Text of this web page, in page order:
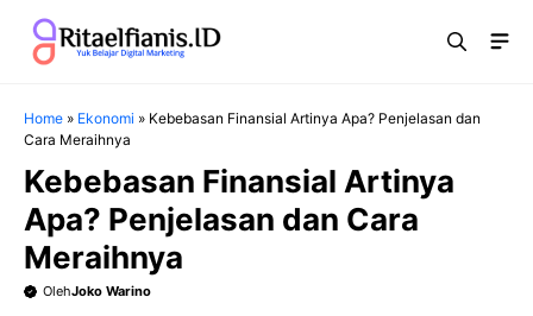
Langsung
Home » Ekonomi » Kebebasan Finansial Artinya Apa? Penjelasan dan
Cara Meraihnya
Kebebasan Finansial Artinya
Apa? Penjelasan dan Cara
Meraihnya
OlehJoko Warino